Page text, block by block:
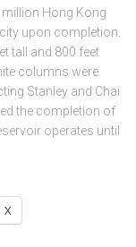
Hong Kong
upon completion.
tall and 800 feet
columns were
Stanley and Chai
the completion of
operates until
X